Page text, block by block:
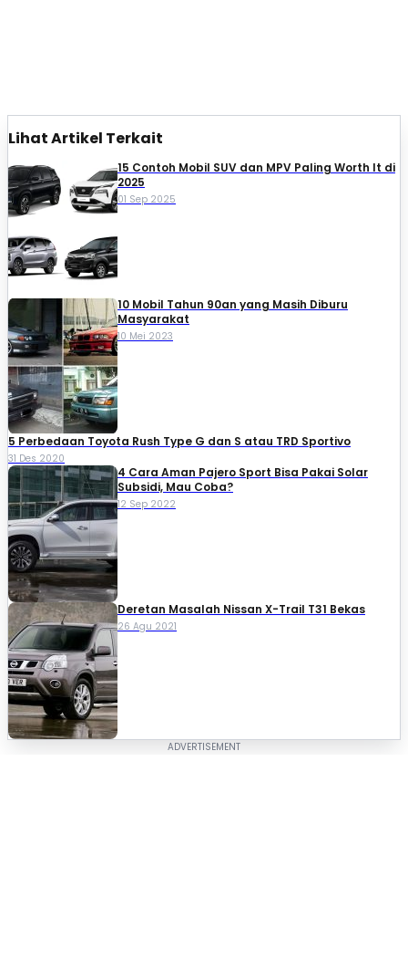
Lihat Artikel Terkait
15 Contoh Mobil SUV dan MPV Paling Worth It di
2025
01 Sep 2025
10 Mobil Tahun 90an yang Masih Diburu
Masyarakat
10 Mei 2023
5 Perbedaan Toyota Rush Type G dan S atau TRD Sportivo
31 Des 2020
4 Cara Aman Pajero Sport Bisa Pakai Solar
Subsidi, Mau Coba?
12 Sep 2022
Deretan Masalah Nissan X-Trail T31 Bekas
26 Agu 2021